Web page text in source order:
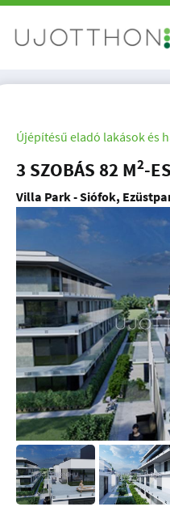
Újépítésű eladó lakások és
3 SZOBÁS 82 M2-
Villa Park - Siófok,